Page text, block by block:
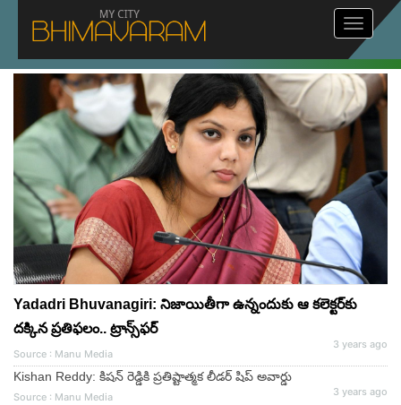
Toggle
Yadadri Bhuvanagiri: నిజాయితీగా ఉన్నందుకు ఆ కలెక్టర్‌కు
దక్కిన ప్రతిఫలం.. ట్రాన్స్‌ఫర్
Source : Manu Media
3 years ago
Kishan Reddy: కిషన్ రెడ్డికి ప్రతిష్టాత్మక లీడర్ షిప్ అవార్డు
Source : Manu Media 3 years ago